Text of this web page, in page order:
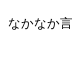
なかなか